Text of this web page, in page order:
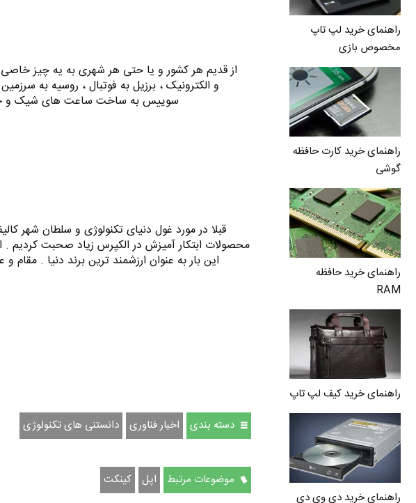
راهنمای خرید لپ تاپ
مخصوص بازی
راهنمای خرید کارت حافظه
گوشی
راهنمای خرید حافظه
RAM
راهنمای خرید کیف لپ تاپ
راهنمای خرید دی وی دی
از قدیم هر کشور و یا حتی هر شهری به یه چیز
و الکترونیک ، برزیل به فوتبال ، روسیه به
سوییس به ساخت ساعت های شیک و
قبلا در مورد غول دنیای تکنولوژی و سلطان شهر
محصولات ابتکار آمیزش در الکپرس زیاد صحبت کردیم .
دسته بندی اخبار فناوری دانستنی های تکنولوژی
موضوعات مرتبط اپل کینکت